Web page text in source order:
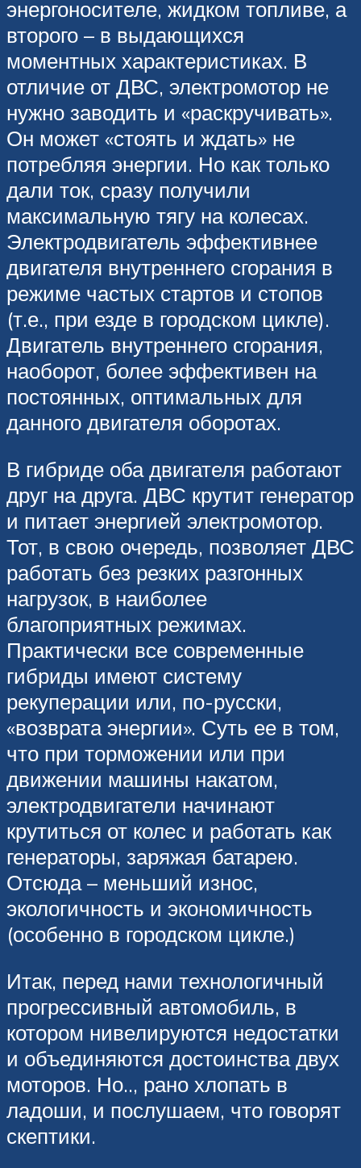
энергоносителе, жидком топливе, а
второго – в выдающихся
моментных характеристиках. В
отличие от ДВС, электромотор не
нужно заводить и «раскручивать».
Он может «стоять и ждать» не
потребляя энергии. Но как только
дали ток, сразу получили
максимальную тягу на колесах.
Электродвигатель эффективнее
двигателя внутреннего сгорания в
режиме частых стартов и стопов
(т.е., при езде в городском цикле).
Двигатель внутреннего сгорания,
наоборот, более эффективен на
постоянных, оптимальных для
данного двигателя оборотах.
В гибриде оба двигателя работают
друг на друга. ДВС крутит генератор
и питает энергией электромотор.
Тот, в свою очередь, позволяет ДВС
работать без резких разгонных
нагрузок, в наиболее
благоприятных режимах.
Практически все современные
гибриды имеют систему
рекуперации или, по-русски,
«возврата энергии». Суть ее в том,
что при торможении или при
движении машины накатом,
электродвигатели начинают
крутиться от колес и работать как
генераторы, заряжая батарею.
Отсюда – меньший износ,
экологичность и экономичность
(особенно в городском цикле.)
Итак, перед нами технологичный
прогрессивный автомобиль, в
котором нивелируются недостатки
и объединяются достоинства двух
моторов. Но.., рано хлопать в
ладоши, и послушаем, что говорят
скептики.